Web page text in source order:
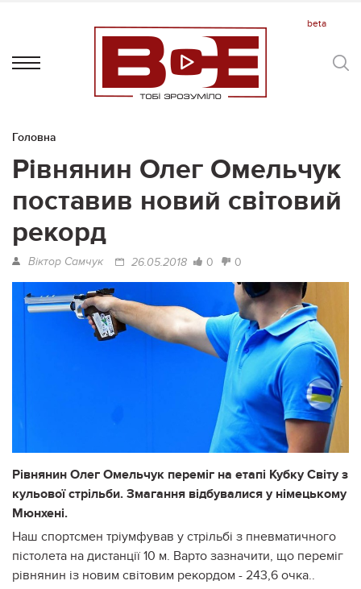
Головна
Рівнянин Олег Омельчук
поставив новий світовий
рекорд
Віктор Самчук 26.05.2018 0 0
Рівнянин Олег Омельчук переміг на етапі Кубку Світу з
кульової стрільби. Змагання відбувалися у німецькому
Мюнхені.
Наш спортсмен тріумфував у стрільбі з пневматичного
пістолета на дистанції 10 м. Варто зазначити, що переміг
рівнянин із новим світовим рекордом - 243,6 очка..